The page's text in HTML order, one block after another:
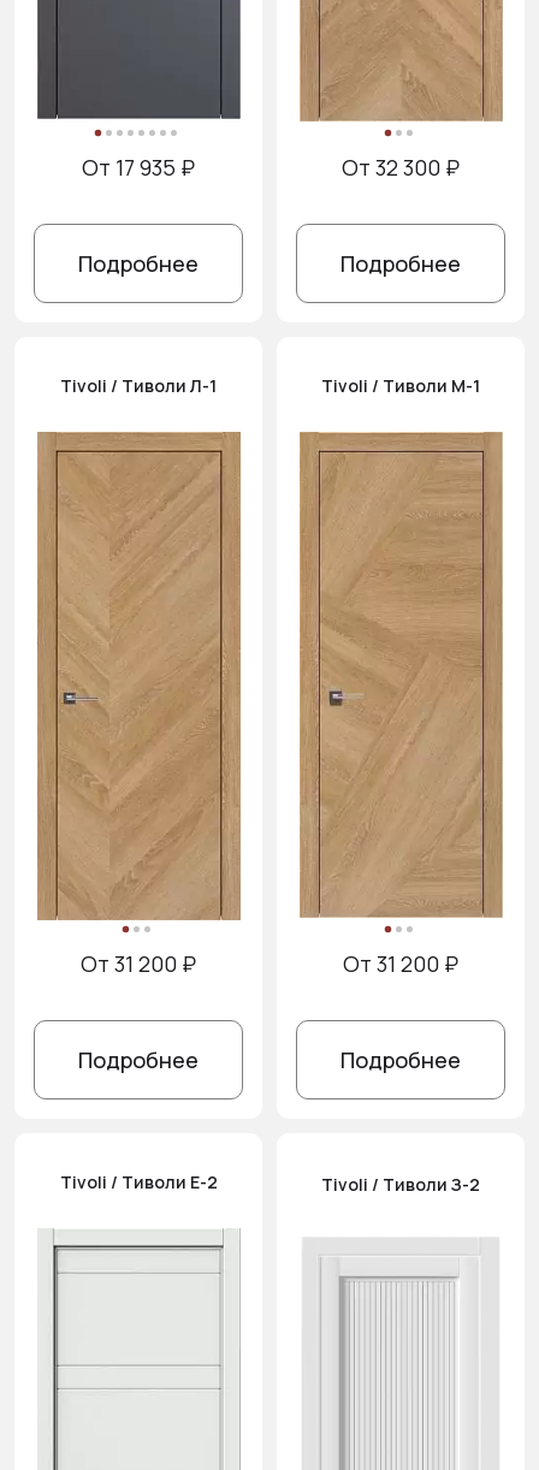
От 17 935 ₽
Подробнее
От 32 300 ₽
Подробнее
Tivoli / Тиволи Л-1
От 31 200 ₽
Подробнее
Tivoli / Тиволи М-1
От 31 200 ₽
Подробнее
Tivoli / Тиволи Е-2 Tivoli / Тиволи З-2